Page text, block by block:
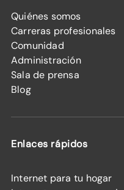
Quiénes somos
Carreras profesionales
Comunidad
Administración
Sala de prensa
Blog
Enlaces rápidos
Internet para tu hogar